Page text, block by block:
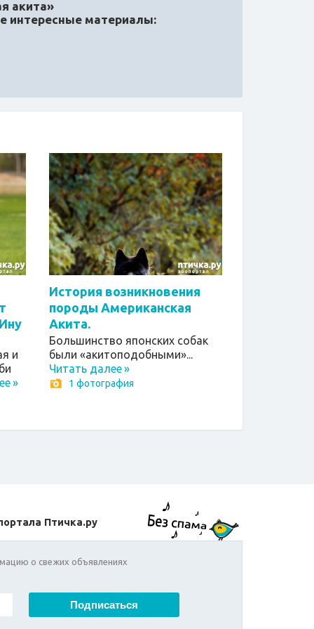
акита»
интересные материалы:
и
»
История возникновения
породы Американская
Акита.
Большинство японских собак
были «акитоподобными»...
Читать далее»
1 фотография
Птичка.ру
о свежих объявлениях